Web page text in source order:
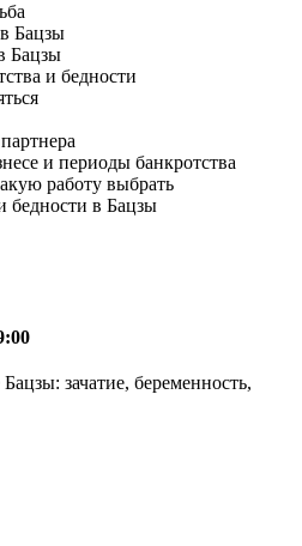
Бацзы
Бацзы
и бедности
и периоды банкротства
работу выбрать
бедности в Бацзы
зачатие, беременность,